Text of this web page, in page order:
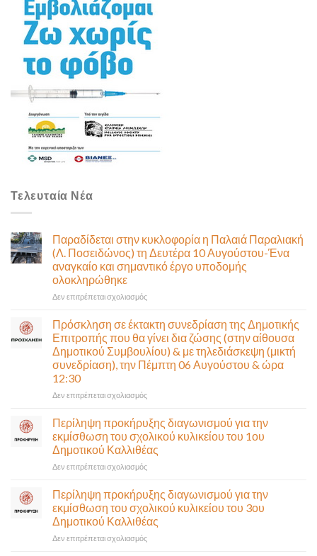
Τελευταία Νέα
Παραδίδεται στην κυκλοφορία η Παλαιά Παραλιακή
(Λ. Ποσειδώνος) τη Δευτέρα 10 Αυγούστου-Ένα
αναγκαίο και σημαντικό έργο υποδομής
ολοκληρώθηκε
Δεν επιτρέπεται σχολιασμόςστο
κυκλοφορία
η
Παλαιά
Παραλιακή
Ποσειδώνος)
10
Αυγούστου-
Ένα
αναγκαίο
σημαντικό
έργο
υποδομής
ολοκληρώθηκε
Πρόσκληση σε έκτακτη συνεδρίαση της Δημοτικής
Επιτροπής που θα γίνει δια ζώσης (στην αίθουσα
Δημοτικού Συμβουλίου) & με τηλεδιάσκεψη (μικτή
συνεδρίαση), την Πέμπτη 06 Αυγούστου & ώρα
12:30
Δεν επιτρέπεται σχολιασμόςστο
σε
έκτακτη
συνεδρίαση
της
Δημοτικής
που
θα
γίνει
δια
ζώσης
Περίληψη προκήρυξης διαγωνισμού για την
εκμίσθωση του σχολικού κυλικείου του 1ου
Δημοτικού Καλλιθέας
Δεν επιτρέπεται σχολιασμόςστο
προκήρυξης
διαγωνισμού
για
την
εκμίσθωση
Περίληψη προκήρυξης διαγωνισμού για την
εκμίσθωση του σχολικού κυλικείου του 3ου
Δημοτικού Καλλιθέας
Δεν επιτρέπεται σχολιασμόςστο